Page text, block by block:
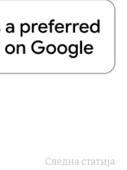
Следна статија